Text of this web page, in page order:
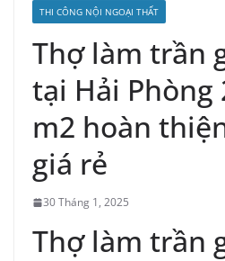
THI CÔNG NỘI NGOẠI THẤT
Thợ làm trần
tại Hải Phòng
m2 hoàn
giá rẻ
30 Tháng 1, 2025
Thợ làm trần